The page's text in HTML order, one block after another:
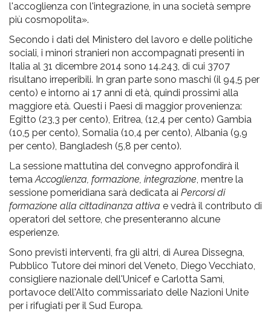
l'accoglienza con l'integrazione, in una società sempre
più cosmopolita».
Secondo i dati del Ministero del lavoro e delle politiche
sociali, i minori stranieri non accompagnati presenti in
Italia al 31 dicembre 2014 sono 14.243, di cui 3707
risultano irreperibili. In gran parte sono maschi (il 94,5 per
cento) e intorno ai 17 anni di età, quindi prossimi alla
maggiore età. Questi i Paesi di maggior provenienza:
Egitto (23,3 per cento), Eritrea, (12,4 per cento) Gambia
(10,5 per cento), Somalia (10,4 per cento), Albania (9,9
per cento), Bangladesh (5,8 per cento).
La sessione mattutina del convegno approfondirà il
temaAccoglienza, formazione, integrazione, mentre la
sessione pomeridiana sarà dedicata ai Percorsi di
formazione alla cittadinanza attiva e vedrà il contributo di
operatori del settore, che presenteranno alcune
esperienze.
Sono previsti interventi, fra gli altri, di Aurea Dissegna,
Pubblico Tutore dei minori del Veneto, Diego Vecchiato,
consigliere nazionale dell'Unicef e Carlotta Sami,
portavoce dell'Alto commissariato delle Nazioni Unite
per i rifugiati per il Sud Europa.